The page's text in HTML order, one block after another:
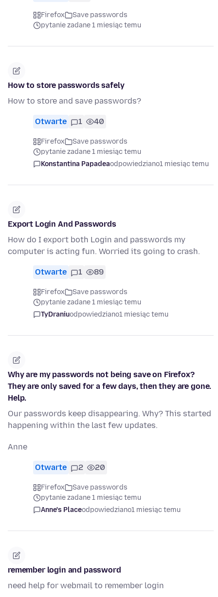
Firefox
Save passwords
pytanie zadane 1 miesiąc temu
How to store passwords safely
How to store and save passwords?
Otwarte 1 40
Firefox
Save passwords
pytanie zadane 1 miesiąc temu
Konstantina Papadeaodpowiedziano1 miesiąc temu
Export Login And Passwords
How do I export both Login and passwords my
computer is acting fun. Worried its going to crash.
Otwarte 1 89
Firefox
Save passwords
pytanie zadane 1 miesiąc temu
TyDraniuodpowiedziano1 miesiąc temu
Why are my passwords not being save on Firefox?
They are only saved for a few days, then they are gone.
Help.
Our passwords keep disappearing. Why? This started
happening within the last few updates.
Anne
Otwarte 2 20
Firefox
Save passwords
pytanie zadane 1 miesiąc temu
Anne's Placeodpowiedziano1 miesiąc temu
remember login and password
need help for webmail to remember login